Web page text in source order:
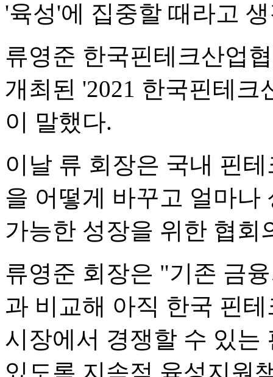
'육성'에 집중할 때라고
류영준 한국핀테크산업
개최된 '2021 한국핀테
이 말했다.
이날 류 회장은 국내 핀
을 어떻게 바꾸고 얼마나
가능한 성장을 위한 협회
류영준 회장은 "기존 금
과 비교해 아직 한국 핀
시장에서 경쟁할 수 있는